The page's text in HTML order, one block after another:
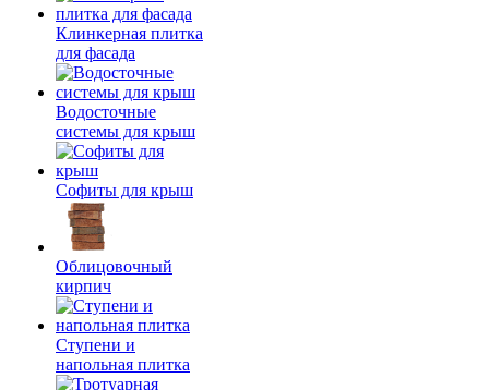
Клинкерная плитка
для фасада
Водосточные
системы для крыш
Софиты для крыш
Облицовочный
кирпич
Ступени и
напольная плитка